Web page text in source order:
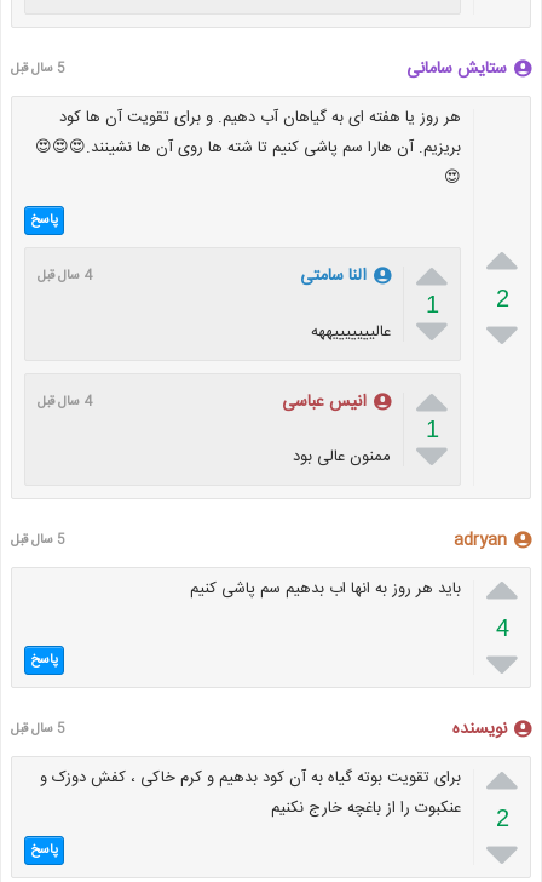
ستایش سامانی 5 سال قبل

2

هر روز یا هفته ای به گیاهان آب دهیم. و برای تقویت آن ها کود
بریزیم. آن هارا سم پاشی کنیم تا شته ها روی آن ها نشینند.😍😍😍
😍
پاسخ

1

النا سامتی 4 سال قبل
عالیییییییههه

1

انیس عباسی 4 سال قبل
ممنون عالی بود
adryan 5 سال قبل

4

باید هر روز به انها اب بدهیم سم پاشی کنیم
پاسخ
نویسنده 5 سال قبل

2

برای تقویت بوته گیاه به آن کود بدهیم و کرم خاکی ، کفش دوزک و
عنکبوت را از باغچه خارج نکنیم
پاسخ